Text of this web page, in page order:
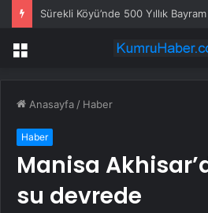
Sürekli Köyü’nde 500 Yıllık
Menü
Anasayfa / Haber
Haber
Manisa
su devrede